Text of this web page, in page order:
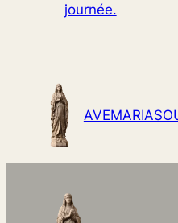
journée.